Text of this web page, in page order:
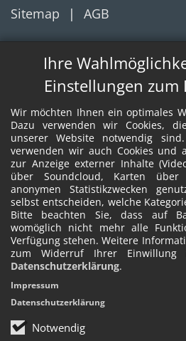
Ihre
Einstellungen zum
Wir möchten Ihnen ein optimales
Dazu verwenden wir Cookies,
unserer Website notwendig
verwenden wir auch Cookies und
zur Anzeige externer Inhalte
über Soundcloud, Karten
anonymen Statistikzwecken
selbst entscheiden, welche
Bitte beachten Sie, dass auf
womöglich nicht mehr alle
Verfügung stehen. Weitere
zum Widerruf Ihrer
Datenschutzerklärung.
Notwendig
Impressum
Datenschutzerklärung
Sitemap
AGB